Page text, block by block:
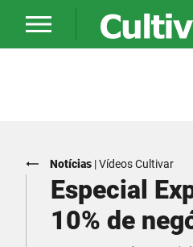
Notícias |Vídeos Cultivar
Especial
10% de